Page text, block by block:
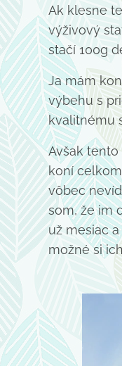
Ak klesne
výživový
stačí 100g
Ja mám
výbehu s
kvalitnému
Avšak
koní
vôbec
som, že im
už mesiac
možné si